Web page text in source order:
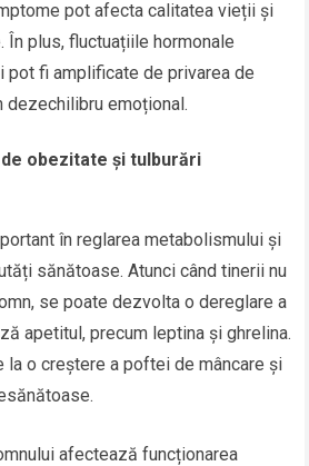
pot afecta calitatea vieții și
plus, fluctuațiile hormonale
fi amplificate de privarea de
dezechilibru emoțional.
obezitate și tulburări
în reglarea metabolismului și
sănătoase. Atunci când tinerii nu
se poate dezvolta o dereglare a
apetitul, precum leptina și ghrelina.
la o creștere a poftei de mâncare și
afectează funcționarea